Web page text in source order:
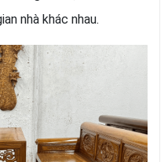
nhà khác nhau.